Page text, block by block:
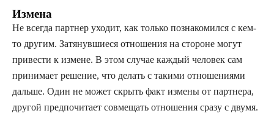
Измена
Не всегда партнер уходит, как только познакомился с кем-
то другим. Затянувшиеся отношения на стороне могут
привести к измене. В этом случае каждый человек сам
принимает решение, что делать с такими отношениями
дальше. Один не может скрыть факт измены от партнера,
другой предпочитает совмещать отношения сразу с двумя.